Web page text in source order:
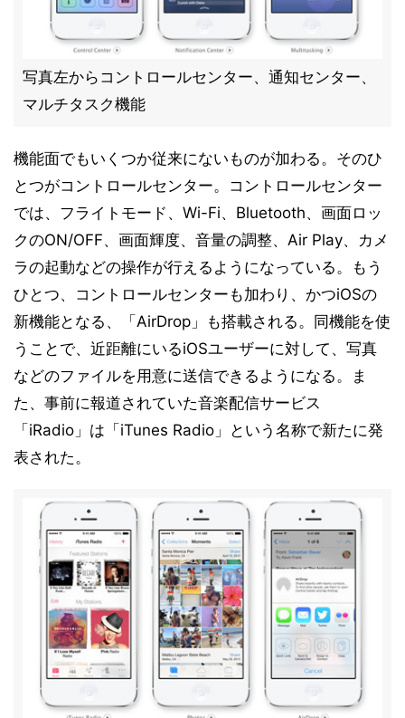
写真左からコントロールセンター、通知センター、
マルチタスク機能
機能面でもいくつか従来にないものが加わる。そのひ
とつがコントロールセンター。コントロールセンター
では、フライトモード、Wi-Fi、Bluetooth、画面ロッ
クのON/OFF、画面輝度、音量の調整、Air Play、カメ
ラの起動などの操作が行えるようになっている。もう
ひとつ、コントロールセンターも加わり、かつiOSの
新機能となる、「AirDrop」も搭載される。同機能を使
うことで、近距離にいるiOSユーザーに対して、写真
などのファイルを用意に送信できるようになる。ま
た、事前に報道されていた音楽配信サービス
「iRadio」は「iTunes Radio」という名称で新たに発
表された。